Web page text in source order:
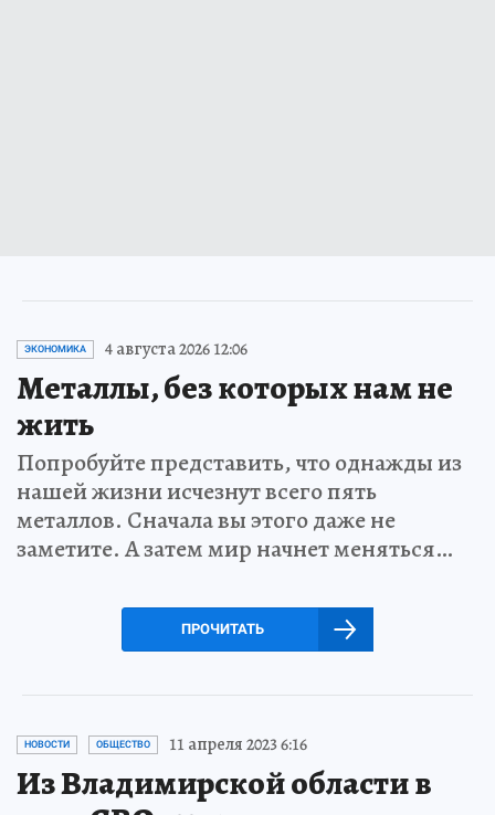
ЭКОНОМИКА 4 августа 2026 12:06
Металлы, без которых нам не
жить
Попробуйте представить, что однажды из
нашей жизни исчезнут всего пять
металлов. Сначала вы этого даже не
заметите. А затем мир начнет меняться…
ПРОЧИТАТЬ
НОВОСТИ ОБЩЕСТВО 11 апреля 2023 6:16
Из Владимирской области в